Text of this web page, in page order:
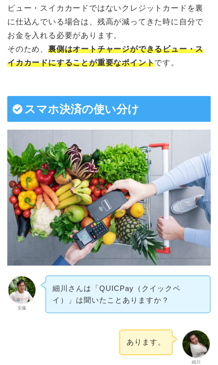
ビュー・スイカカードではないクレジットカードを裏
に仕込んでいる場合は、残高が減ってきた時に自分で
お金を入れる必要があります。
そのため、 裏側はオートチャージができるビュー・ス
イカカードにすることが重要なポイントです。
スマホ決済の使い分け
安藤
細川さんは「QUICPay（クイックペ
イ）」は聞いたことありますか？
細川
あります。